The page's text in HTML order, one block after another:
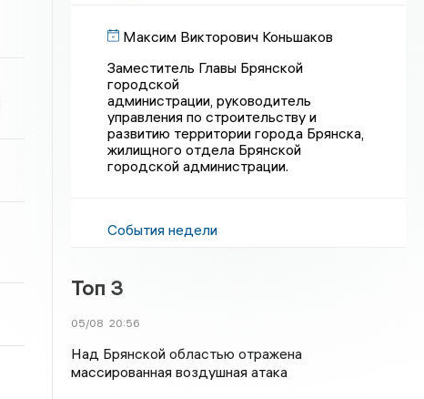
Максим Викторович Коньшаков
Заместитель Главы Брянской
городской
администрации, руководитель
управления по строительству и
развитию территории города Брянска,
жилищного отдела Брянской
городской администрации.
События недели
Топ 3
05/08 20:56
Над Брянской областью отражена
массированная воздушная атака